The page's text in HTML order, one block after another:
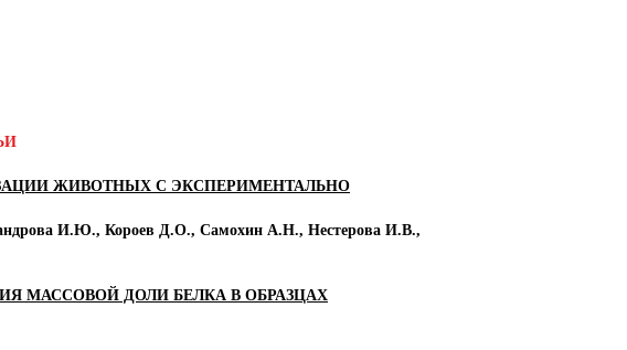
ЖИВОТНЫХ С ЭКСПЕРИМЕНТАЛЬНО
И.Ю., Короев Д.О., Самохин А.Н., Нестерова И.В.,
МАССОВОЙ ДОЛИ БЕЛКА В ОБРАЗЦАХ